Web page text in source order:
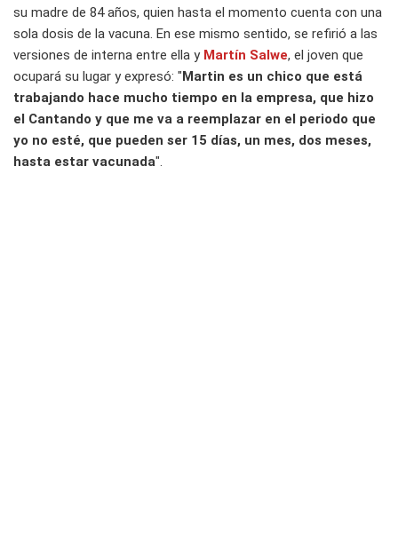
su madre de 84 años, quien hasta el momento cuenta con una
sola dosis de la vacuna. En ese mismo sentido, se refirió a las
versiones de interna entre ella y Martín Salwe, el joven que
ocupará su lugar y expresó: "Martin es un chico que está
trabajando hace mucho tiempo en la empresa, que hizo
el Cantando y que me va a reemplazar en el periodo que
yo no esté, que pueden ser 15 días, un mes, dos meses,
hasta estar vacunada".